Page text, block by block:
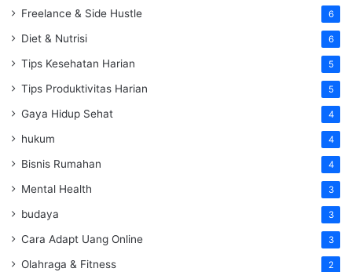
Freelance & Side Hustle 6
Diet & Nutrisi 6
Tips Kesehatan Harian 5
Tips Produktivitas Harian 5
Gaya Hidup Sehat 4
hukum 4
Bisnis Rumahan 4
Mental Health 3
budaya 3
Cara Adapt Uang Online 3
Olahraga & Fitness 2